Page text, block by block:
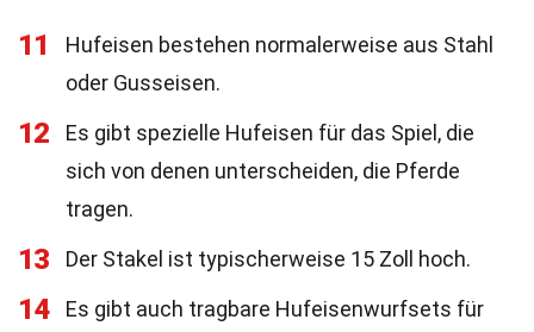
11
Hufeisen bestehen normalerweise aus Stahl
oder Gusseisen.
12
Es gibt spezielle Hufeisen für das Spiel, die
sich von denen unterscheiden, die Pferde
tragen.
13 Der Stakel ist typischerweise 15 Zoll hoch.
14
Es gibt auch tragbare Hufeisenwurfsets für